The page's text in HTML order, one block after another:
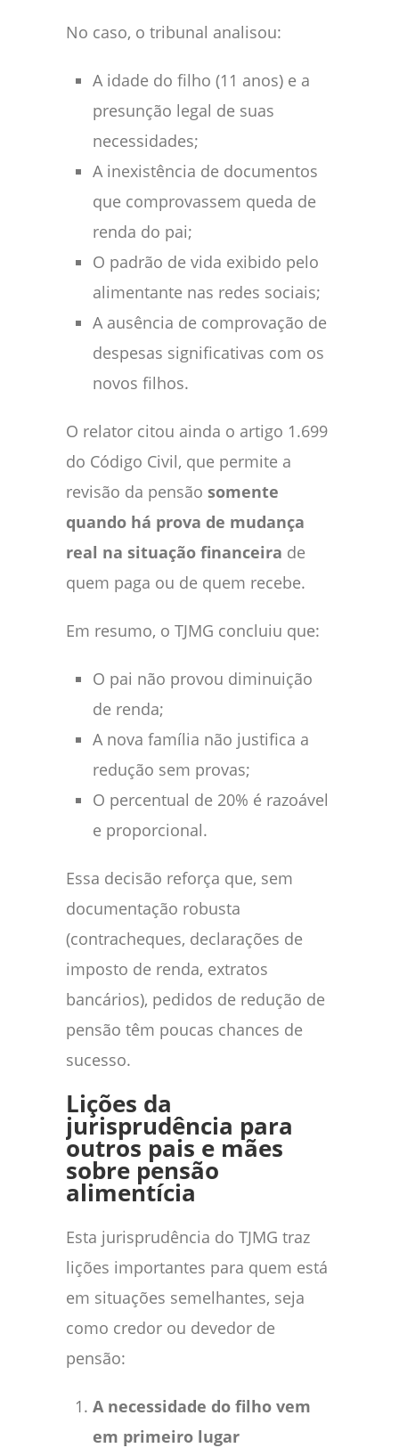
No caso, o tribunal analisou:
A idade do filho (11 anos) e a
presunção legal de suas
necessidades;
A inexistência de documentos
que comprovassem queda de
renda do pai;
O padrão de vida exibido pelo
alimentante nas redes sociais;
A ausência de comprovação de
despesas significativas com os
novos filhos.
O relator citou ainda o artigo 1.699
do Código Civil, que permite a
revisão da pensão somente
quando há prova de mudança
real na situação financeira de
quem paga ou de quem recebe.
Em resumo, o TJMG concluiu que:
O pai não provou diminuição
de renda;
A nova família não justifica a
redução sem provas;
O percentual de 20% é razoável
e proporcional.
Essa decisão reforça que, sem
documentação robusta
(contracheques, declarações de
imposto de renda, extratos
bancários), pedidos de redução de
pensão têm poucas chances de
sucesso.
Lições da
jurisprudência para
outros pais e mães
sobre pensão
alimentícia
Esta jurisprudência do TJMG traz
lições importantes para quem está
em situações semelhantes, seja
como credor ou devedor de
pensão:
A necessidade do filho vem
em primeiro lugar